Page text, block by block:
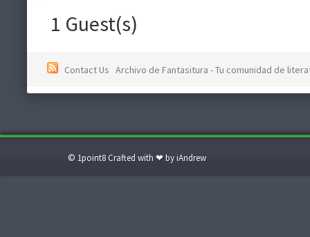
1 Guest(s)
Contact Us Archivo de Fantasitura - Tu comunidad de
© 1point8 Crafted with ❤ by iAndrew